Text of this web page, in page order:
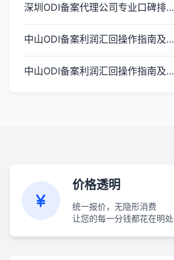
深圳ODI备案代理公司专业口碑排名：2026年三家靠谱机构深度横评
中山ODI备案利润汇回操作指南及税务筹划建议
中山ODI备案利润汇回操作指南及税务筹划建议
价格透明
统一报价，无隐形消费
让您的每一分钱都花在明处